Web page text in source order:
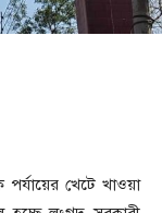
পর্যায়ের খেটে খাওয়া